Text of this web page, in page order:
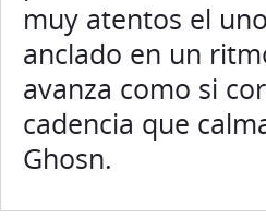
muy atentos el
anclado en un
avanza como si
cadencia que
Ghosn.